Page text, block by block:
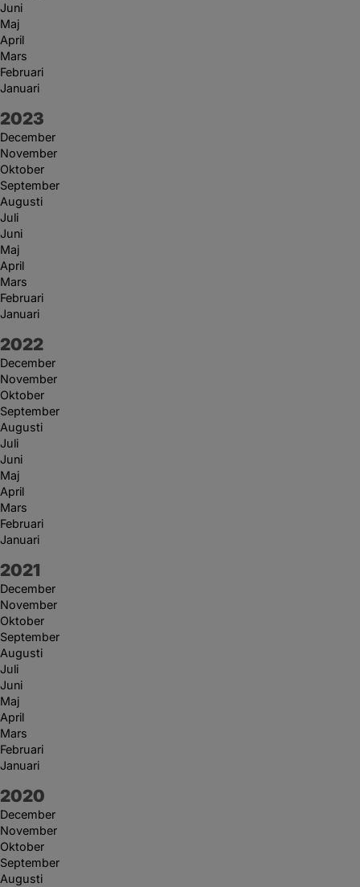
Juni
Maj
April
Mars
Februari
Januari
År:
2023
December
November
Oktober
September
Augusti
Juli
Juni
Maj
April
Mars
Februari
Januari
År:
2022
December
November
Oktober
September
Augusti
Juli
Juni
Maj
April
Mars
Februari
Januari
År:
2021
December
November
Oktober
September
Augusti
Juli
Juni
Maj
April
Mars
Februari
Januari
År:
2020
December
November
Oktober
September
Augusti